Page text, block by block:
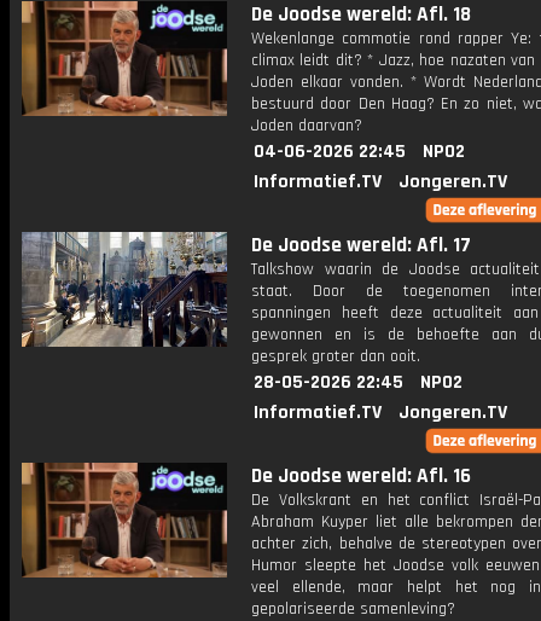
De Joodse wereld: Afl. 18
Wekenlange commotie rond rapper
climax leidt dit? * Jazz, hoe nazaten van
Joden elkaar vonden. * Wordt
bestuurd door Den Haag? En zo niet,
Joden daarvan?
04-06-2026 22:45
NPO2
Informatief.TV
Jongeren.TV
De Joodse wereld: Afl. 17
Talkshow waarin de Joodse
staat. Door de toegenomen
spanningen heeft deze actualiteit
gewonnen en is de behoefte aan
gesprek groter dan ooit.
28-05-2026 22:45
NPO2
Informatief.TV
Jongeren.TV
De Joodse wereld: Afl. 16
De Volkskrant en het conflict Israël-
Abraham Kuyper liet alle bekrompen
achter zich, behalve de stereotypen
Humor sleepte het Joodse volk
veel ellende, maar helpt het nog
gepolariseerde samenleving?